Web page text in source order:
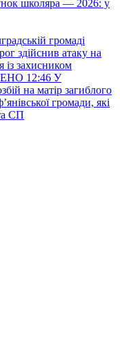
школяра — 2026: у
громаді
здійснив атаку на
із захисником
12:46 У
на матір загиблого
громади, які
СП